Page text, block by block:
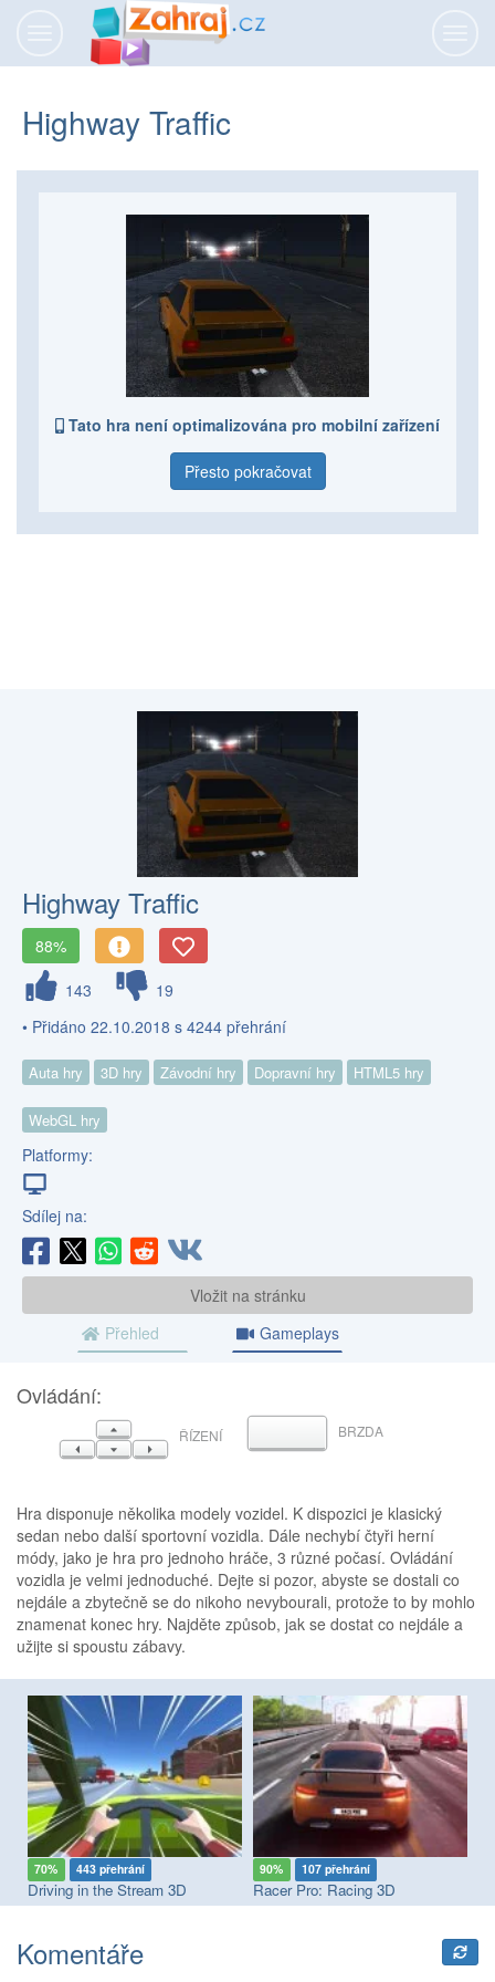
Highway Traffic
Tato hra není optimalizována pro mobilní zařízení
Přesto pokračovat
Highway Traffic
88%
143
19
• Přidáno 22.10.2018 s 4244 přehrání
Auta hry 3D hry Závodní hry Dopravní hry HTML5 hry
WebGL hry
Platformy:
Sdílej na:
Vložit na stránku
Přehled
Gameplays
Ovládání:
NAHORU
VLEVODOLŮVPRAVO
ŘÍZENÍ MEZERNÍKBRZDA
Hra disponuje několika modely vozidel. K dispozici je klasický
sedan nebo další sportovní vozidla. Dále nechybí čtyři herní
módy, jako je hra pro jednoho hráče, 3 různé počasí. Ovládání
vozidla je velmi jednoduché. Dejte si pozor, abyste se dostali co
nejdále a zbytečně se do nikoho nevybourali, protože to by mohlo
znamenat konec hry. Najděte způsob, jak se dostat co nejdále a
užijte si spoustu zábavy.
70% 443 přehrání
Driving in the Stream 3D
90% 107 přehrání
Racer Pro: Racing 3D
Komentáře